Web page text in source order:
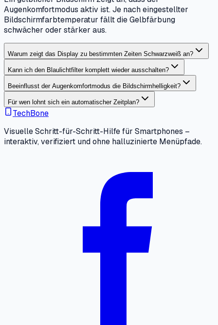
Augenkomfortmodus aktiv ist. Je nach eingestellter
Bildschirmfarbtemperatur fällt die Gelbfärbung
schwächer oder stärker aus.
Warum zeigt das Display zu bestimmten Zeiten Schwarzweiß an?
Kann ich den Blaulichtfilter komplett wieder ausschalten?
Beeinflusst der Augenkomfortmodus die Bildschirmhelligkeit?
Für wen lohnt sich ein automatischer Zeitplan?
TechBone
Visuelle Schritt-für-Schritt-Hilfe für Smartphones –
interaktiv, verifiziert und ohne halluzinierte Menüpfade.